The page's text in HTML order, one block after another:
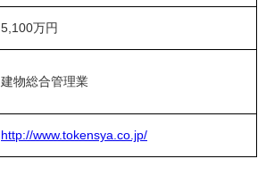
5,100万円
建物総合管理業
http://www.tokensya.co.jp/